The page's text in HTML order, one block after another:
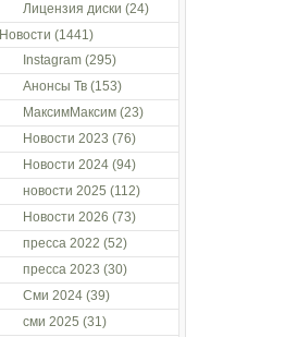
Лицензия диски (24)
Новости (1441)
Instagram(295)
Анонсы Тв(153)
МаксимМаксим(23)
Новости 2023 (76)
Новости 2024(94)
новости 2025 (112)
Новости 2026 (73)
пресса 2022 (52)
пресса 2023 (30)
Сми 2024(39)
сми 2025 (31)